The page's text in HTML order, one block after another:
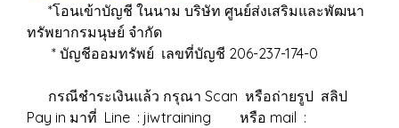
*โอนเข้าบัญชี ในนาม บริษัท ศูนย์ส่งเสริมและพัฒนา
ทรัพยากรมนุษย์ จำกัด
* บัญชีออมทรัพย์ เลขที่บัญชี 206-237-174-0
กรณีชำระเงินแล้ว กรุณา Scan หรือถ่ายรูป สลิป
Pay in มาที่ Line : jiwtraining หรือ mail :